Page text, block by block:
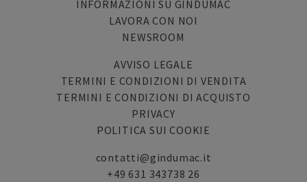
INFORMAZIONI SU GINDUMAC
LAVORA CON NOI
NEWSROOM
AVVISO LEGALE
TERMINI E CONDIZIONI DI VENDITA
TERMINI E CONDIZIONI DI ACQUISTO
PRIVACY
POLITICA SUI COOKIE
contatti@gindumac.it
+49 631 343738 26